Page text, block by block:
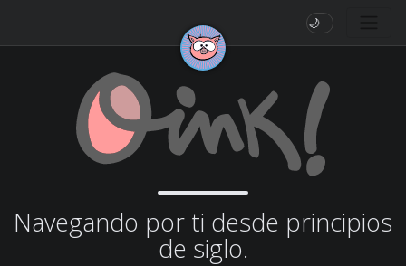
🌙
Navegando por ti desde principios
de siglo.